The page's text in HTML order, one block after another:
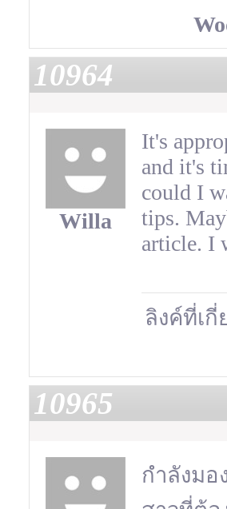
10964
Willa
It's
and it's
could I
tips.
article. I
ลิงค์ที่เ
10965
กำลังมอ